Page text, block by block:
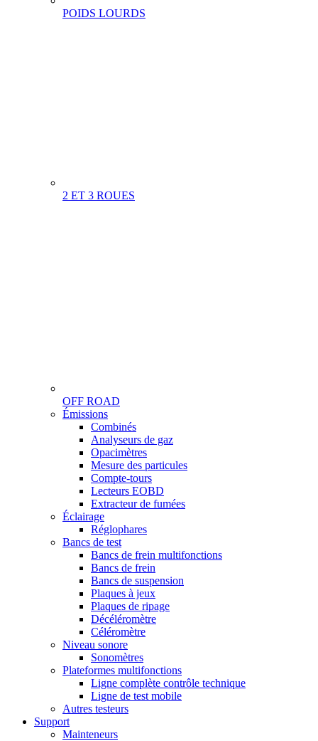
POIDS LOURDS
2 ET 3 ROUES
OFF ROAD
Menu Émissions
Combinés
Analyseurs de gaz
Opacimètres
Mesure des particules
Compte-tours
Lecteurs EOBD
Extracteur de fumées
Éclairage
Réglophares
Bancs de test
Bancs de frein multifonctions
Bancs de frein
Bancs de suspension
Plaques à jeux
Plaques de ripage
Décéléromètre
Céléromètre
Niveau sonore
Sonomètres
Plateformes multifonctions
Ligne complète contrôle technique
Ligne de test mobile
Autres testeurs
Support
Mainteneurs